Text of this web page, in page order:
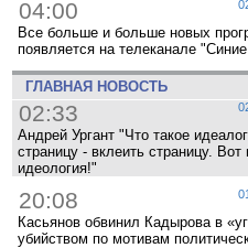
04:00
Все больше и больше новых
появляется на телеканале
ГЛАВНАЯ НОВОСТЬ
02:33
Андрей Ургант "Что такое
страницу - вклеить страницу. Вот
идеология!"
20:08
Касьянов обвинил Кадырова в
убийством по мотивам